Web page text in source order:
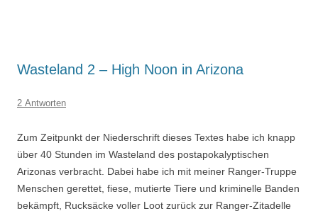
Wasteland 2 – High Noon in Arizona
2 Antworten
Zum Zeitpunkt der Niederschrift dieses Textes habe ich knapp
über 40 Stunden im Wasteland des postapokalyptischen
Arizonas verbracht. Dabei habe ich mit meiner Ranger-Truppe
Menschen gerettet, fiese, mutierte Tiere und kriminelle Banden
bekämpft, Rucksäcke voller Loot zurück zur Ranger-Zitadelle